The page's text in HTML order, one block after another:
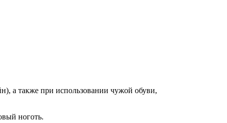
а также при использовании чужой обуви,
ноготь.